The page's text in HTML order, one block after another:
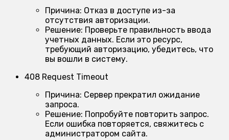
Причина: Отказ в доступе из-за
отсутствия авторизации.
Решение: Проверьте правильность ввода
учетных данных. Если это ресурс,
требующий авторизацию, убедитесь, что
вы вошли в систему.
408 Request Timeout
Причина: Сервер прекратил ожидание
запроса.
Решение: Попробуйте повторить запрос.
Если ошибка повторяется, свяжитесь с
администратором сайта.